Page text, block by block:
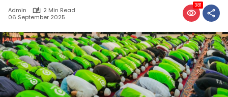
Admin
2 Min Read
06 September 2025
381